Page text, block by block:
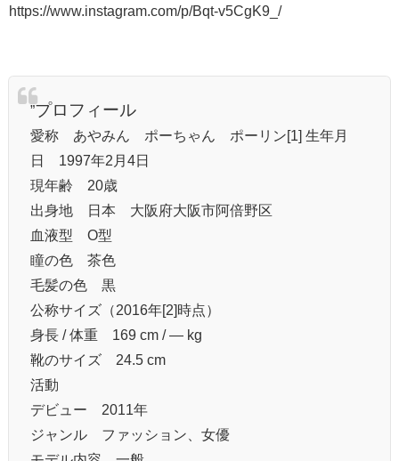
https://www.instagram.com/p/Bqt-v5CgK9_/
”プロフィール
愛称 あやみん ポーちゃん ポーリン[1] 生年月
日 1997年2月4日
現年齢 20歳
出身地 日本 大阪府大阪市阿倍野区
血液型 O型
瞳の色 茶色
毛髪の色 黒
公称サイズ（2016年[2]時点）
身長 / 体重 169 cm / ― kg
靴のサイズ 24.5 cm
活動
デビュー 2011年
ジャンル ファッション、女優